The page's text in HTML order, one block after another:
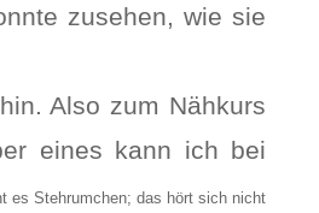
zusehen, wie sie
Also zum Nähkurs
eines kann ich bei
es Stehrumchen; das hört sich nicht